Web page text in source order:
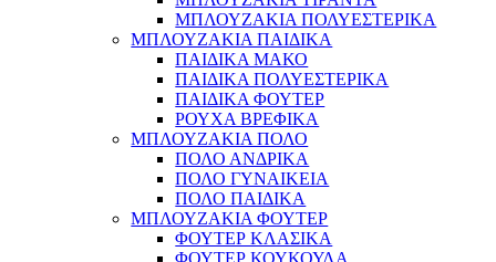
ΜΠΛΟΥΖΑΚΙΑ ΠΟΛΥΕΣΤΕΡΙΚΑ
ΜΠΛΟΥΖΑΚΙΑ ΠΑΙΔΙΚΑ
ΠΑΙΔΙΚΑ ΜΑΚΟ
ΠΑΙΔΙΚΑ ΠΟΛΥΕΣΤΕΡΙΚΑ
ΠΑΙΔΙΚΑ ΦΟΥΤΕΡ
ΡΟΥΧΑ ΒΡΕΦΙΚΑ
ΜΠΛΟΥΖΑΚΙΑ ΠΟΛΟ
ΠΟΛΟ ΑΝΔΡΙΚΑ
ΠΟΛΟ ΓΥΝΑΙΚΕΙΑ
ΠΟΛΟ ΠΑΙΔΙΚΑ
ΜΠΛΟΥΖΑΚΙΑ ΦΟΥΤΕΡ
ΦΟΥΤΕΡ ΚΛΑΣΙΚΑ
ΦΟΥΤΕΡ ΚΟΥΚΟΥΛΑ